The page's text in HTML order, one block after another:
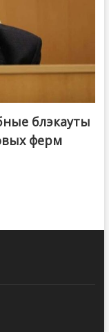
блэкауты
ферм